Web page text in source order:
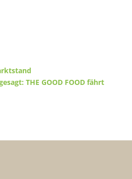
THE GOOD FOOD fährt